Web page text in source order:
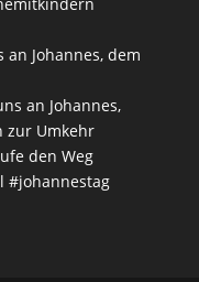
Johannes, dem